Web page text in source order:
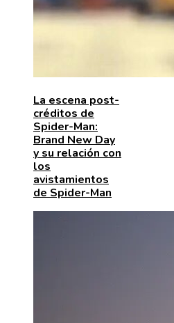
La escena post-
créditos de
Spider-Man:
Brand New Day
y su relación con
los
avistamientos
de Spider-Man